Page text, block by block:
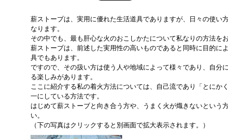
薪ストーブは、実用に優れた生活道具でありますが、日々の使い
なります。
その中でも、最も肝心な火のおこしかたについて私なりの方法を
薪ストーブは、前述した実用性の高いものであると同時に目的に
具でもあります。
ですので、その扱い方は使う人や地域によって様々であり、自分
る楽しみがあります。
ここに紹介する私の着火方法については、自己流であり「とにか
一にしている方法です。
はじめて薪ストーブと向き合う方や、うまく火が熾きないという
い。
（下の写真はクリックすると別画面で拡大表示されます。）